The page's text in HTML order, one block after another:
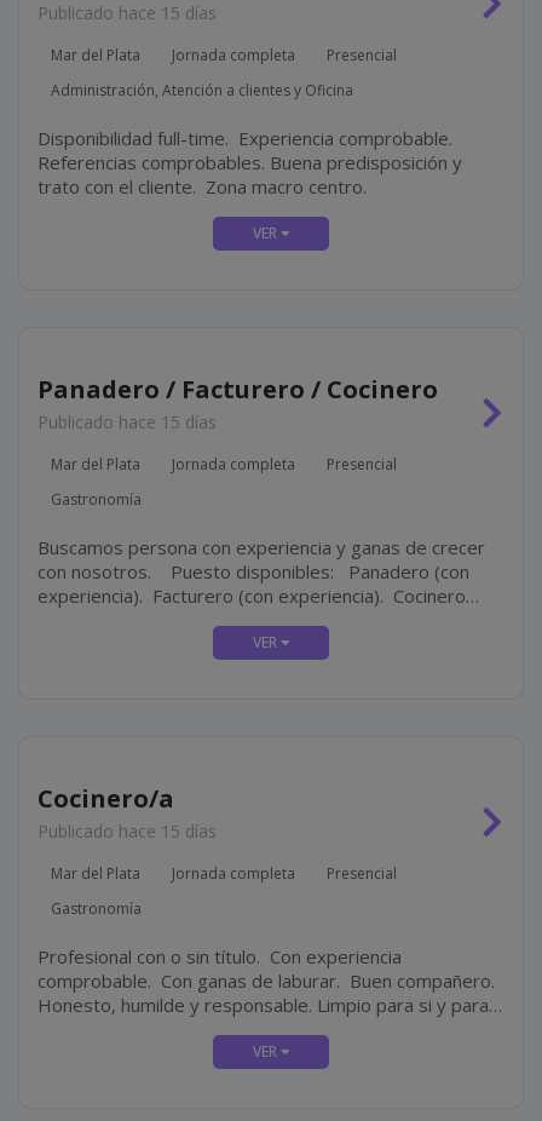
Publicado hace 15 días
Mar del Plata Jornada completa
Presencial
Administración, Atención a clientes y Oficina
Disponibilidad full-time. Experiencia comprobable.
Referencias comprobables. Buena predisposición y
trato con el cliente. Zona macro centro.
Panadero / Facturero / Cocinero
Publicado hace 15 días
Mar del Plata Jornada completa
Presencial
Gastronomía
Buscamos persona con experiencia y ganas de crecer
con nosotros. Puesto disponibles: Panadero (con
experiencia). Facturero (con experiencia). Cocinero
Cocinero/a
Publicado hace 15 días
Mar del Plata Jornada completa
Presencial
Gastronomía
Profesional con o sin título. Con experiencia
comprobable. Con ganas de laburar. Buen compañero.
Honesto, humilde y responsable. Limpio para si y para